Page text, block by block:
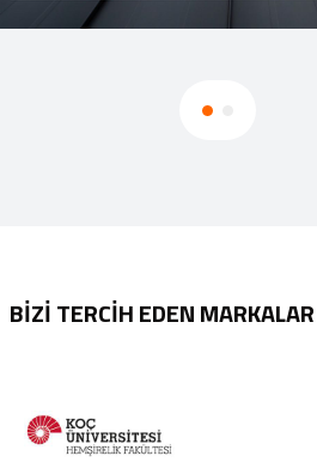
BİZİ TERCİH EDEN MARKALAR